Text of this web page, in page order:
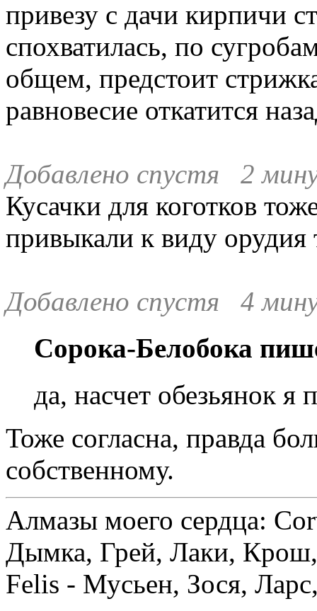
привезу с дачи кирпичи
спохватилась, по
общем, предстоит
равновесие откатится
Добавлено спустя 2
Кусачки для коготков
привыкали к виду орудия
Добавлено спустя 4
Сорока-Белобока
да, насчет обезьянок я
Тоже согласна, правда
собственному.
Алмазы моего сердца:
Дымка, Грей, Лаки,
Felis - Мусьен, Зося,